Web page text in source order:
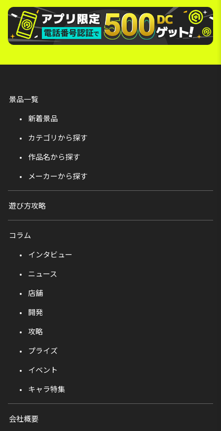
景品一覧
新着景品
カテゴリから探す
作品名から探す
メーカーから探す
遊び方攻略
コラム
インタビュー
ニュース
店舗
開発
攻略
プライズ
イベント
キャラ特集
会社概要